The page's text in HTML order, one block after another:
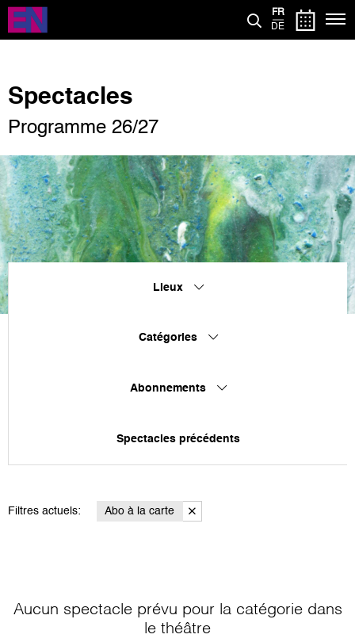
Aller
contenu
FR
DE
Spectacles
Programme 26/27
Lieux
Catégories
Abonnements
Spectacles précédents
Filtres actuels: Abo à la carte
Aucun spectacle prévu pour la catégorie dans
le théâtre